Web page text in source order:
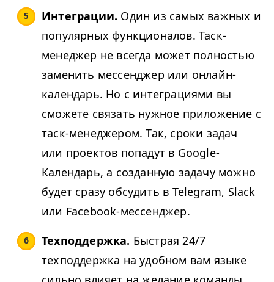
Интеграции. Один из самых важных и
популярных функционалов. Таск-
менеджер не всегда может полностью
заменить мессенджер или онлайн-
календарь. Но с интеграциями вы
сможете связать нужное приложение с
таск-менеджером. Так, сроки задач
или проектов попадут в Google-
Календарь, а созданную задачу можно
будет сразу обсудить в Telegram, Slack
или Facebook-мессенджер.
Техподдержка. Быстрая 24/7
техподдержка на удобном вам языке